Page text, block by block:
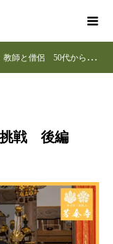
教師と僧侶 50代からの挑戦 後編
戦 後編